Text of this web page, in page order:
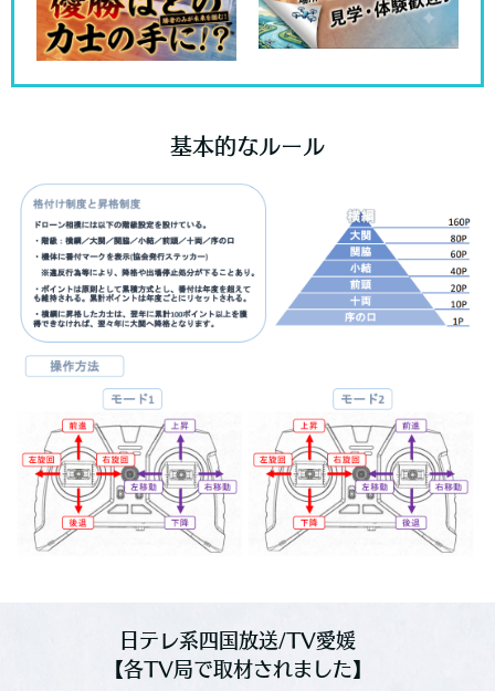
基本的なルール
日テレ系四国放送/TV愛媛
【各TV局で取材されました】